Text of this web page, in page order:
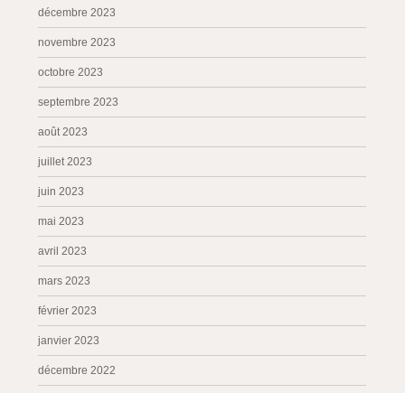
décembre 2023
novembre 2023
octobre 2023
septembre 2023
août 2023
juillet 2023
juin 2023
mai 2023
avril 2023
mars 2023
février 2023
janvier 2023
décembre 2022